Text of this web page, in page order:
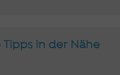
in der Nähe